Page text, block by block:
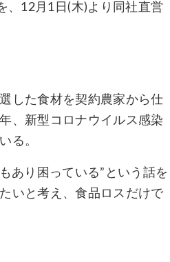
、12月1日(木)より同社直営
した食材を契約農家から仕
、新型コロナウイルス感染
る。
あり困っている”という話を
いと考え、食品ロスだけで